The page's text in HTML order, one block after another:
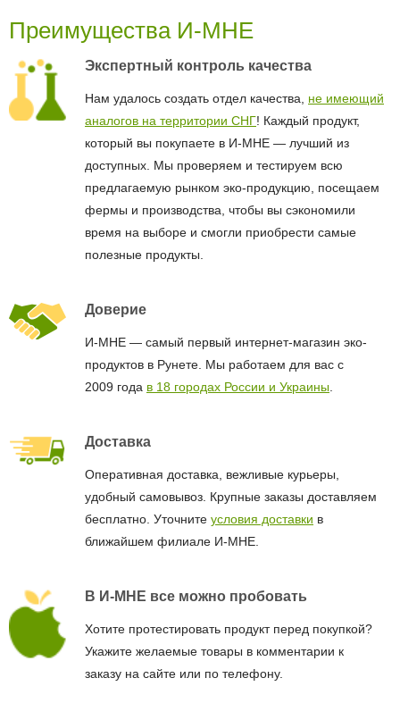
Преимущества И-МНЕ
Экспертный контроль качества
Нам удалось создать отдел качества, не имеющий
аналогов на территории СНГ! Каждый продукт,
который вы покупаете в И-МНЕ — лучший из
доступных. Мы проверяем и тестируем всю
предлагаемую рынком эко-продукцию, посещаем
фермы и производства, чтобы вы сэкономили
время на выборе и смогли приобрести самые
полезные продукты.
Доверие
И-МНЕ — самый первый интернет-магазин эко-
продуктов в Рунете. Мы работаем для вас с
2009 года в 18 городах России и Украины
Доставка
Оперативная доставка, вежливые курьеры,
удобный самовывоз. Крупные заказы доставляем
бесплатно. Уточните условия доставки в
ближайшем филиале И-МНЕ.
В И-МНЕ все можно пробовать
Хотите протестировать продукт перед покупкой?
Укажите желаемые товары в комментарии к
заказу на сайте или по телефону.